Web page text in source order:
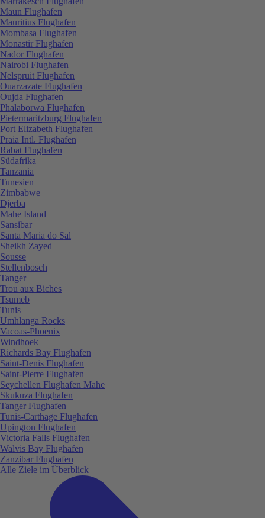
Maun Flughafen
Mauritius Flughafen
Mombasa Flughafen
Monastir Flughafen
Nador Flughafen
Nairobi Flughafen
Nelspruit Flughafen
Ouarzazate Flughafen
Oujda Flughafen
Phalaborwa Flughafen
Pietermaritzburg Flughafen
Port Elizabeth Flughafen
Praia Intl. Flughafen
Rabat Flughafen
Südafrika
Tanzania
Tunesien
Zimbabwe
Djerba
Mahe Island
Sansibar
Santa Maria do Sal
Sheikh Zayed
Sousse
Stellenbosch
Tanger
Trou aux Biches
Tsumeb
Tunis
Umhlanga Rocks
Vacoas-Phoenix
Windhoek
Richards Bay Flughafen
Saint-Denis Flughafen
Saint-Pierre Flughafen
Seychellen Flughafen Mahe
Skukuza Flughafen
Tanger Flughafen
Tunis-Carthage Flughafen
Upington Flughafen
Victoria Falls Flughafen
Walvis Bay Flughafen
Zanzibar Flughafen
Alle Ziele im Überblick